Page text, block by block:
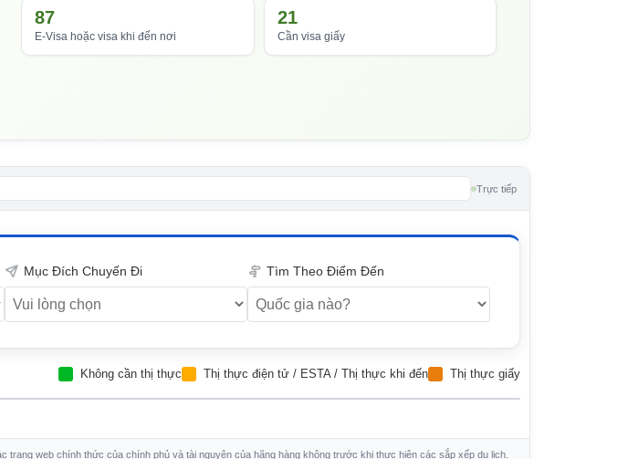
87
E-Visa hoặc visa khi đến nơi
21
Cần visa giấy
Trực tiếp
Mục Đích Chuyến Đi Tìm Theo Điểm Đến
Không cần thị thực Thị thực điện tử / ESTA / Thị thực khi đến Thị thực giấy
web chính thức của chính phủ và tài nguyên của hãng hàng không trước khi thực hiện các sắp xếp du lịch.